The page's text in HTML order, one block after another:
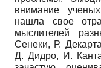
внимание
нашла свое
мыслителей
Сенеки, Р.
Д. Дидро, И.